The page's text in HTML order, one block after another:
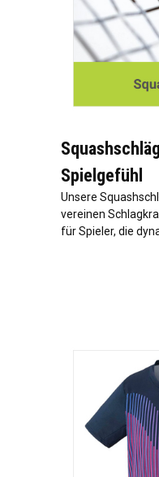
Spielgefühl
Unsere
vereinen
für Spieler, die